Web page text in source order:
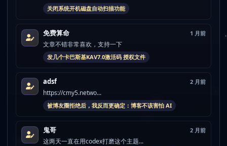
关闭系统开机磁盘自动扫描功能
免费算命 1 月前
文章不错非常喜欢，支持一下
发几个卡巴斯基KAV7.0激活码 授权文件
adsf 2 月前
https://cmy5.netwo...
被博友圈拒绝后，我反而更确定：博客不该害怕 AI
鬼哥 2 月前
这两天一直在用codex打磨这个主题...